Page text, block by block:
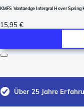
KMFS Vantaedge Intergral Hover Spring
15,95 €
Über 25 Jahre